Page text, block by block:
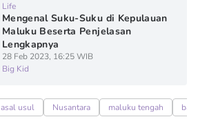
Life
Mengenal Suku-Suku di Kepulauan
Maluku Beserta Penjelasan
Lengkapnya
28 Feb 2023, 16:25 WIB
Big Kid
asal usul Nusantara maluku tengah